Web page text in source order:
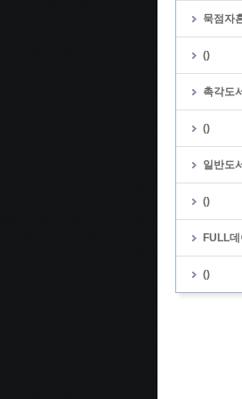
묵점자
()
촉각도
()
일반도
()
FULL
()